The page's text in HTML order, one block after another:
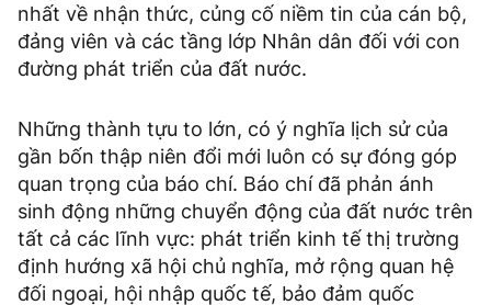
nhất về nhận thức, củng cố niềm tin của cán bộ,
đảng viên và các tầng lớp Nhân dân đối với con
đường phát triển của đất nước.
Những thành tựu to lớn, có ý nghĩa lịch sử của
gần bốn thập niên đổi mới luôn có sự đóng góp
quan trọng của báo chí. Báo chí đã phản ánh
sinh động những chuyển động của đất nước trên
tất cả các lĩnh vực: phát triển kinh tế thị trường
định hướng xã hội chủ nghĩa, mở rộng quan hệ
đối ngoại, hội nhập quốc tế, bảo đảm quốc